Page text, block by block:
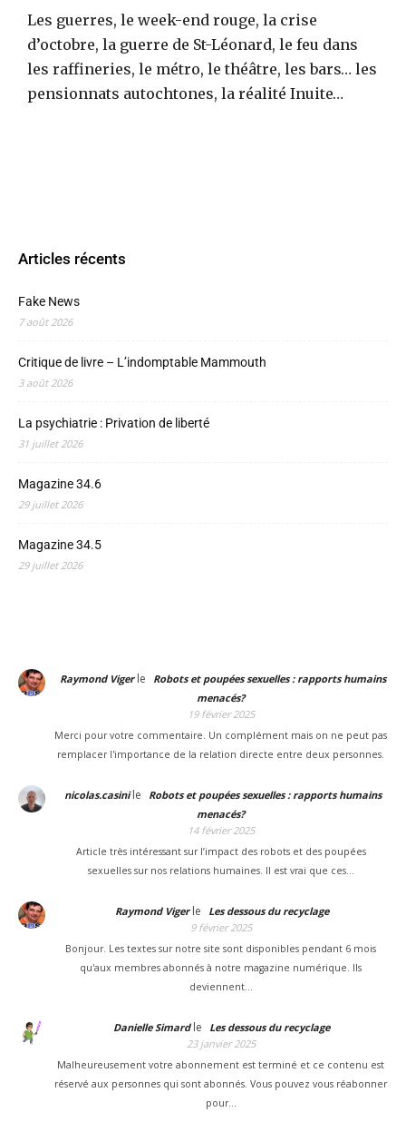
Les guerres, le week-end rouge, la crise
d’octobre, la guerre de St-Léonard, le feu dans
les raffineries, le métro, le théâtre, les bars… les
pensionnats autochtones, la réalité Inuite…
Articles récents
Fake News
7 août 2026
Critique de livre – L’indomptable Mammouth
3 août 2026
La psychiatrie : Privation de liberté
31 juillet 2026
Magazine 34.6
29 juillet 2026
Magazine 34.5
29 juillet 2026
Raymond Vigerle
Robots et poupées sexuelles : rapports humains
menacés?
19 février 2025
Merci pour votre commentaire. Un complément mais on ne peut pas
remplacer l'importance de la relation directe entre deux personnes.
nicolas.casinile
Robots et poupées sexuelles : rapports humains
menacés?
14 février 2025
Article très intéressant sur l’impact des robots et des poupées
sexuelles sur nos relations humaines. Il est vrai que ces…
Raymond Vigerle
Les dessous du recyclage
9 février 2025
Bonjour. Les textes sur notre site sont disponibles pendant 6 mois
qu'aux membres abonnés à notre magazine numérique. Ils
deviennent…
Danielle Simardle
Les dessous du recyclage
23 janvier 2025
Malheureusement votre abonnement est terminé et ce contenu est
réservé aux personnes qui sont abonnés. Vous pouvez vous réabonner
pour…